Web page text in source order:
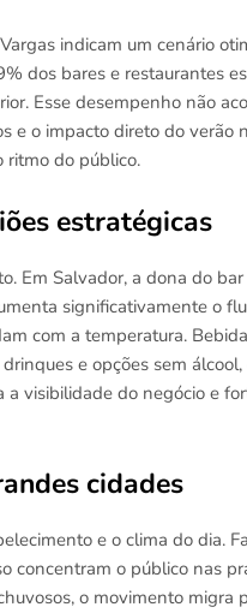
indicam um cenário
dos bares e restaurantes
Esse desempenho não
e o impacto direto do verão
ritmo do público.
estratégicas
Em Salvador, a dona do
significativamente o
com a temperatura.
e opções sem
visibilidade do negócio e
cidades
e o clima do dia.
concentram o público nas
o movimento migra